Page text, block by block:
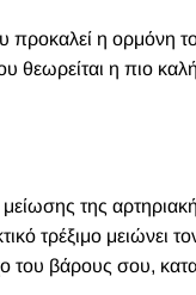
προκαλεί η ορμόνη
θεωρείται η πιο
της
τρέξιμο μειώνει
του βάρους σου,